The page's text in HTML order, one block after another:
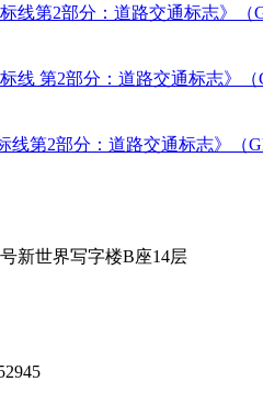
线第2部分：道路交通标志》
线 第2部分：道路交通标志》
线第2部分：道路交通标志》（
新世界写字楼B座14层